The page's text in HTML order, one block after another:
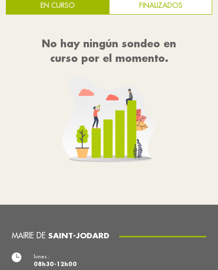
EN CURSO FINALIZADOS
No hay ningún sondeo en
curso por el momento.
MAIRIE DE SAINT-JODARD
lunes :
08h30-12h00